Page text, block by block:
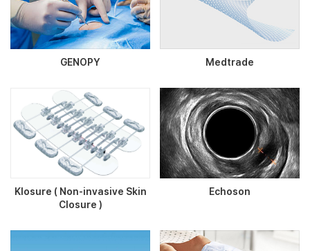
GENOPY Medtrade
Klosure ( Non-invasive Skin
Closure )
Echoson